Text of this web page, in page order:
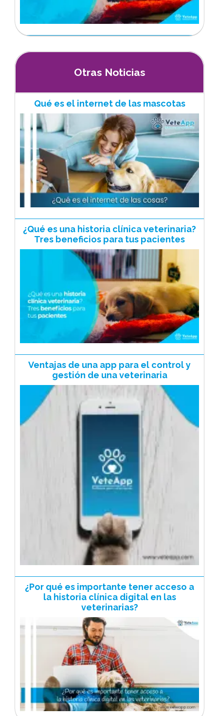
Otras Noticias
Qué es el internet de las mascotas
¿Qué es una historia clínica veterinaria?
Tres beneficios para tus pacientes
Ventajas de una app para el control y
gestión de una veterinaria
¿Por qué es importante tener acceso a
la historia clínica digital en las
veterinarias?